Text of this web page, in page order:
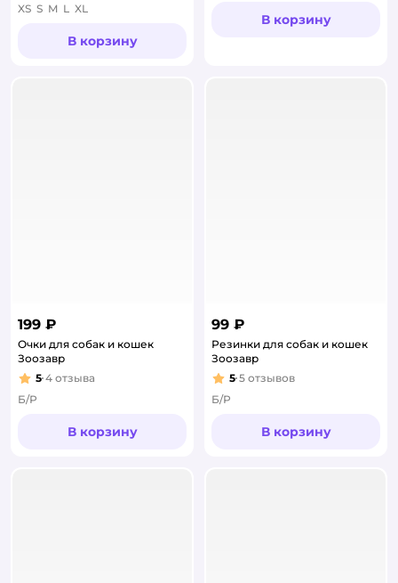
XS S M L XL
В корзину
В корзину
199 ₽
Очки для собак и кошек
Зоозавр
Рейтинг:
5 4 отзыва
Б/Р
В корзину
99 ₽
Резинки для собак и кошек
Зоозавр
Рейтинг:
5 5 отзывов
Б/Р
В корзину